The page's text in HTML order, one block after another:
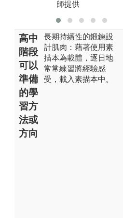
師提供
高中
階段
可以
準備
的學
習方
法或
方向
長期持續性的鍛鍊設
計肌肉：藉著使用素
描本為載體，逐日地
常常練習將經驗感
受，載入素描本中。